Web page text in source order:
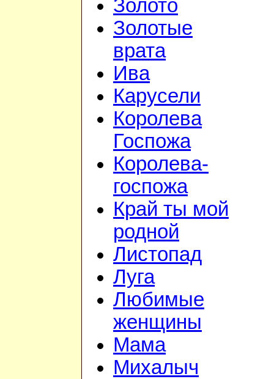
Золото
Золотые
врата
Ива
Карусели
Королева
Госпожа
Королева-
госпожа
Край ты мой
родной
Листопад
Луга
Любимые
женщины
Мама
Михалыч